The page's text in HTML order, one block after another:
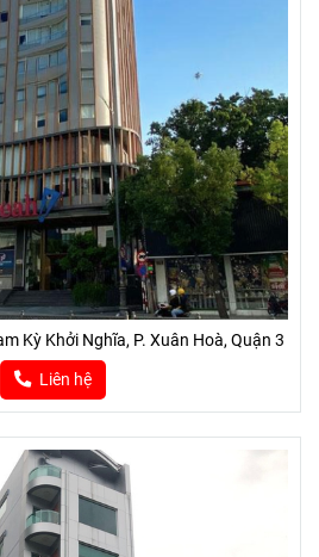
Kỳ Khởi Nghĩa, P. Xuân Hoà, Quận 3
Liên hệ